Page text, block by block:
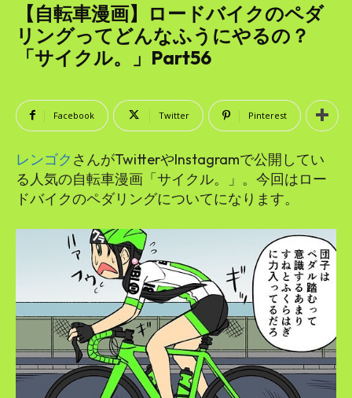
【自転車漫画】ロードバイクのペダ
リングってどんなふうにやるの？
「サイクル。」Part56
Facebook Twitter Pinterest
レンゴク さんがTwitterやInstagramで公開してい
る人気の自転車漫画「サイクル。」。今回はロー
ドバイクのペダリングについてになります。